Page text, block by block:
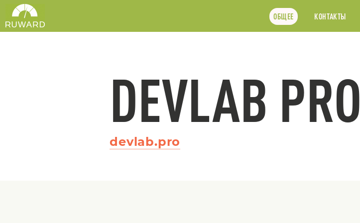
ОБЩЕЕ КОНТАКТЫ
DEVLAB PRO
devlab.pro